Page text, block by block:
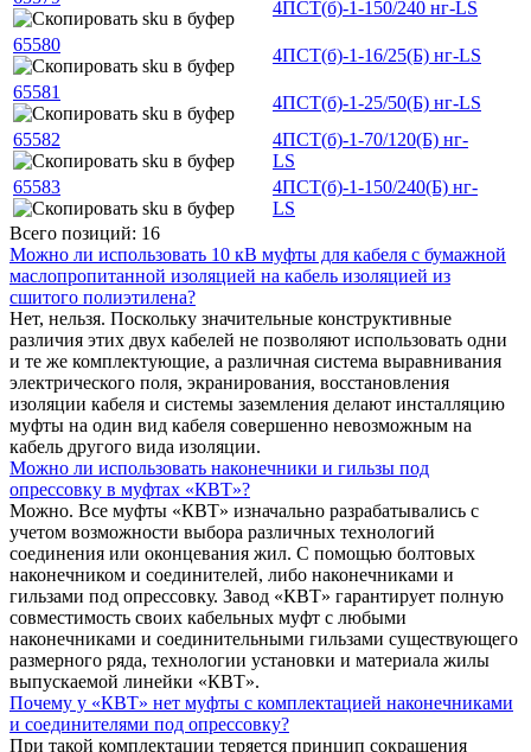
4ПСТ(б)-1-150/240 нг-LS
65580
4ПСТ(б)-1-16/25(Б) нг-LS
65581
4ПСТ(б)-1-25/50(Б) нг-LS
65582
4ПСТ(б)-1-70/120(Б) нг-
LS
65583
4ПСТ(б)-1-150/240(Б) нг-
LS
Всего позиций: 16
Можно ли использовать 10 кВ муфты для кабеля с бумажной
маслопропитанной изоляцией на кабель изоляцией из
сшитого полиэтилена?
Нет, нельзя. Поскольку значительные конструктивные
различия этих двух кабелей не позволяют использовать одни
и те же комплектующие, а различная система выравнивания
электрического поля, экранирования, восстановления
изоляции кабеля и системы заземления делают инсталляцию
муфты на один вид кабеля совершенно невозможным на
кабель другого вида изоляции.
Можно ли использовать наконечники и гильзы под
опрессовку в муфтах «КВТ»?
Можно. Все муфты «КВТ» изначально разрабатывались с
учетом возможности выбора различных технологий
соединения или оконцевания жил. С помощью болтовых
наконечником и соединителей, либо наконечниками и
гильзами под опрессовку. Завод «КВТ» гарантирует полную
совместимость своих кабельных муфт с любыми
наконечниками и соединительными гильзами существующего
размерного ряда, технологии установки и материала жилы
выпускаемой линейки «КВТ».
Почему у «КВТ» нет муфты с комплектацией наконечниками
и соединителями под опрессовку?
При такой комплектации теряется принцип сокращения